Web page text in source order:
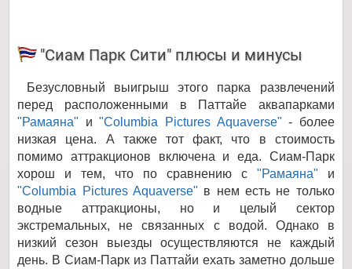
"Сиам Парк Сити" плюсы и минусы
Безусловный выигрыш этого парка развлечений
перед расположенными в Паттайе аквапарками
"Рамаяна" и"Columbia Pictures Aquaverse" - более
низкая цена. А также тот факт, что в стоимость
помимо аттракционов включена и еда. Сиам-Парк
хорош и тем, что по сравнению с "Рамаяна" и
"Columbia Pictures Aquaverse" в нем есть не только
водные аттракционы, но и целый сектор
экстремальных, не связанных с водой. Однако в
низкий сезон выезды осуществляются не каждый
день. В Сиам-Парк из Паттайи ехать заметно дольше